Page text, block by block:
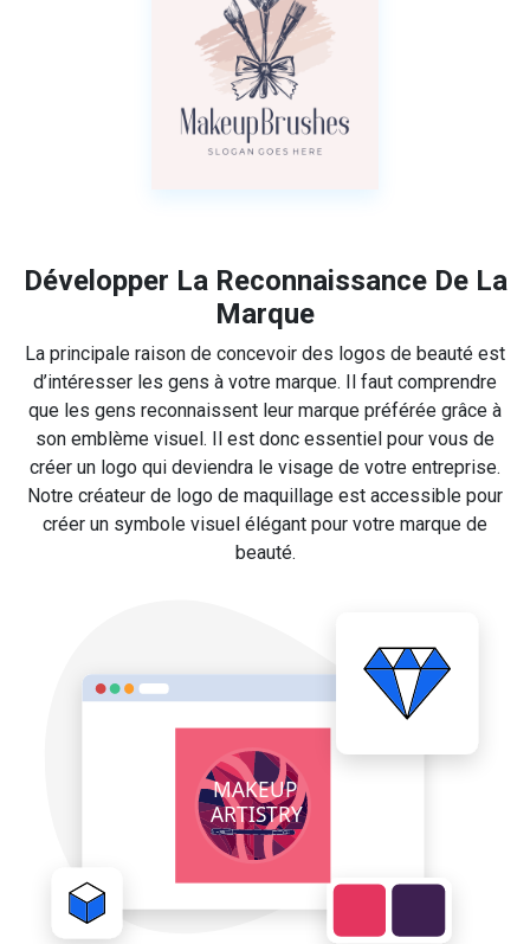
Développer La Reconnaissance De La
Marque
La principale raison de concevoir des logos de beauté est
d’intéresser les gens à votre marque. Il faut comprendre
que les gens reconnaissent leur marque préférée grâce à
son emblème visuel. Il est donc essentiel pour vous de
créer un logo qui deviendra le visage de votre entreprise.
Notre créateur de logo de maquillage est accessible pour
créer un symbole visuel élégant pour votre marque de
beauté.